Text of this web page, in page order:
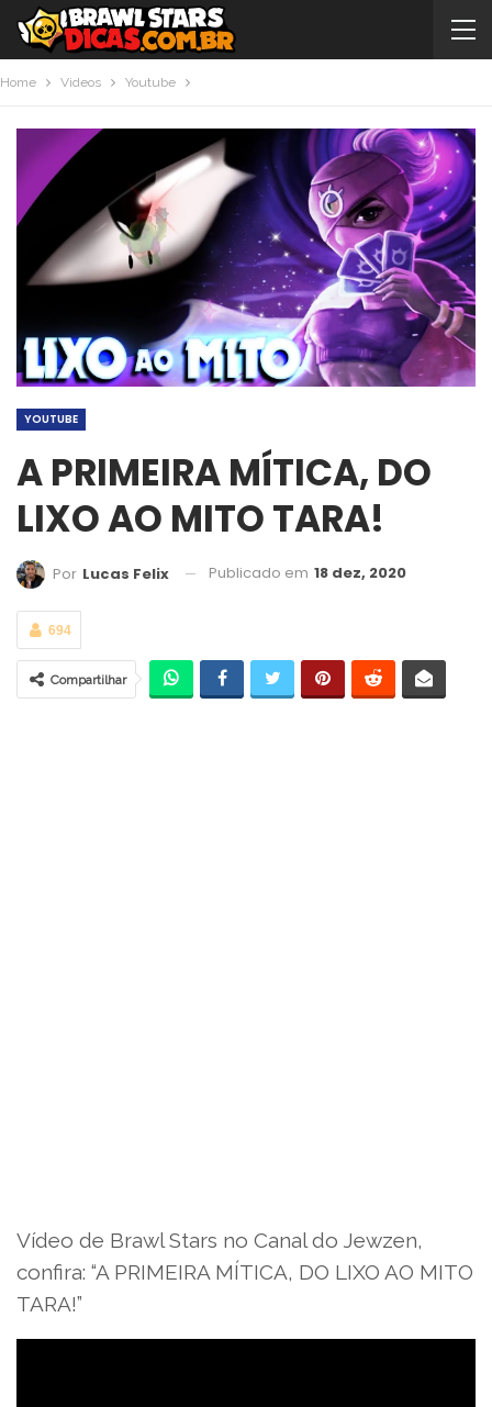
Home Videos Youtube
YOUTUBE
A PRIMEIRA MÍTICA, DO
LIXO AO MITO TARA!
Por Lucas Felix Publicado em 18 dez, 2020
694
Compartilhar
Vídeo de Brawl Stars no Canal do Jewzen,
confira: “A PRIMEIRA MÍTICA, DO LIXO AO MITO
TARA!”